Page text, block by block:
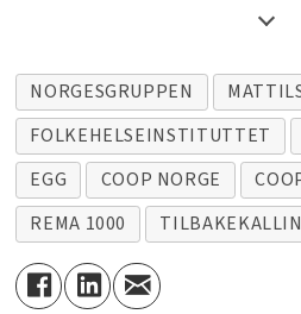
NORGESGRUPPEN
FOLKEHELSEINSTITUTTET
EGG
COOP NORGE
REMA 1000